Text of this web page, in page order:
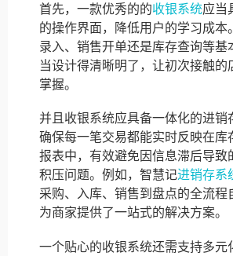
首先，一款优秀的的收银系统应当
的操作界面，降低用户的学习成本
录入、销售开单还是库存查询等基
当设计得清晰明了，让初次接触的
掌握。
并且收银系统应具备一体化的进销
确保每一笔交易都能实时反映在库
报表中，有效避免因信息滞后导致
积压问题。例如，智慧记进销存系
采购、入库、销售到盘点的全流程
为商家提供了一站式的解决方案。
一个贴心的收银系统还需支持多元